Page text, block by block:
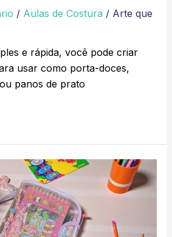
/ Aulas de Costura / Arte que
e rápida, você pode criar
usar como porta-doces,
panos de prato